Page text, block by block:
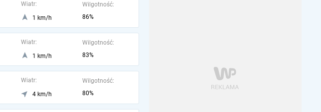
Wiatr:
1 km/h
Wilgotność:
86%
Wiatr:
1 km/h
Wilgotność:
83%
Wiatr:
4 km/h
Wilgotność:
80%